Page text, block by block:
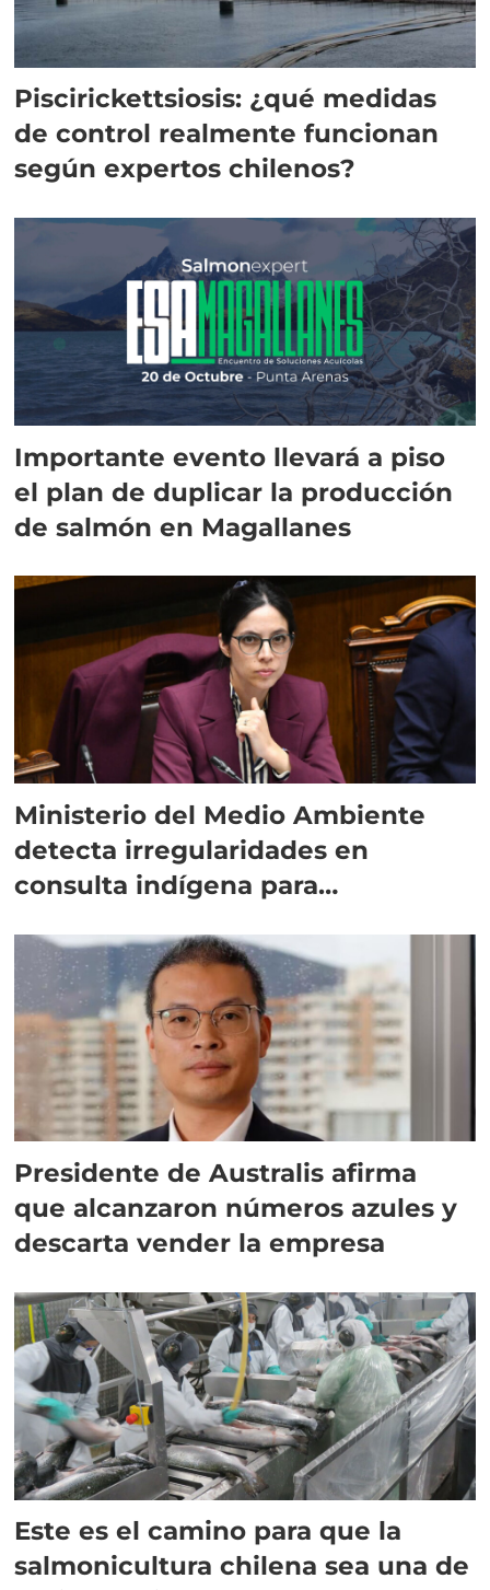
Piscirickettsiosis: ¿qué medidas
de control realmente funcionan
según expertos chilenos?
Importante evento llevará a piso
el plan de duplicar la producción
de salmón en Magallanes
Ministerio del Medio Ambiente
detecta irregularidades en
consulta indígena para
Presidente de Australis afirma
que alcanzaron números azules y
descarta vender la empresa
Este es el camino para que la
salmonicultura chilena sea una de